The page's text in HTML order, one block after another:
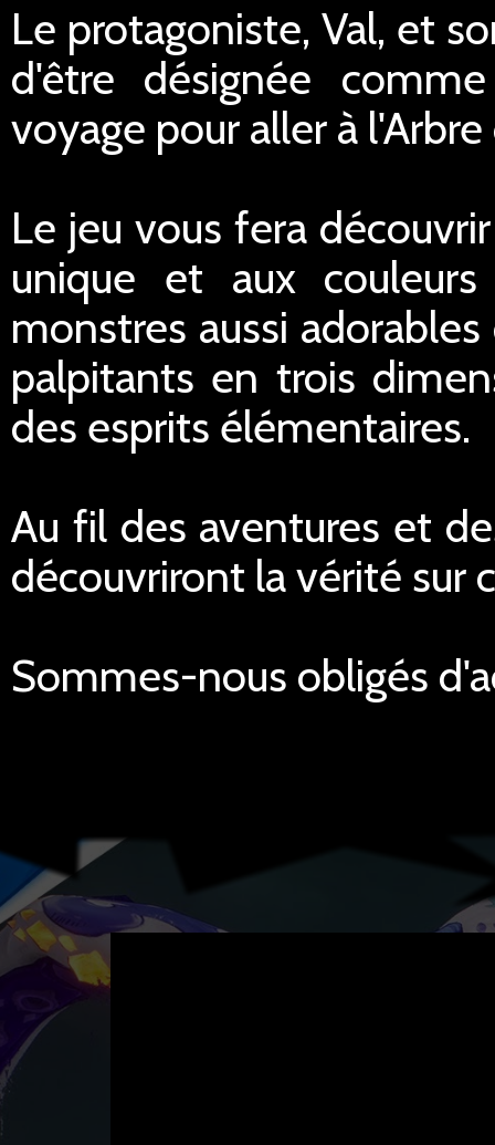
Le protagoniste, Val, et
d'être désignée
voyage pour aller à
Le jeu vous fera
unique et aux
monstres aussi
palpitants en trois
des esprits élémentaires.
Au fil des aventures et
découvriront la vérité sur
Sommes-nous obligés